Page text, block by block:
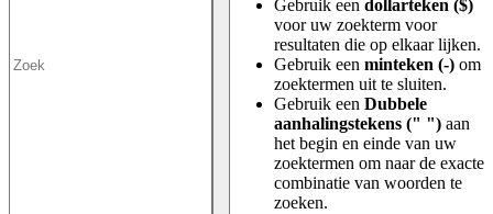
Gebruik een dollarteken ($)
voor uw zoekterm voor
resultaten die op elkaar lijken.
Gebruik een minteken (-) om
zoektermen uit te sluiten.
Gebruik een Dubbele
aanhalingstekens (" ") aan
het begin en einde van uw
zoektermen om naar de exacte
combinatie van woorden te
zoeken.